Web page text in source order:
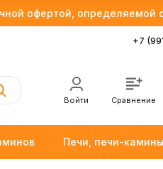
офертой, определяемой
+7
Войти Сравнение
Печи, печи-камины